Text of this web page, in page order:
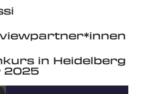
in Heidelberg
2025